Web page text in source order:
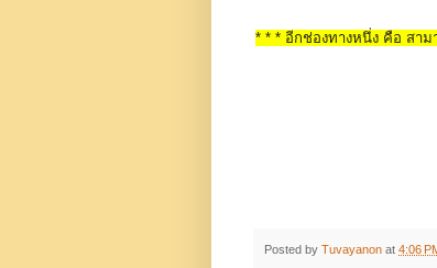
* * * อีกช่องทางหนึ่ง คือ สา
Posted by Tuvayanon at 4:06